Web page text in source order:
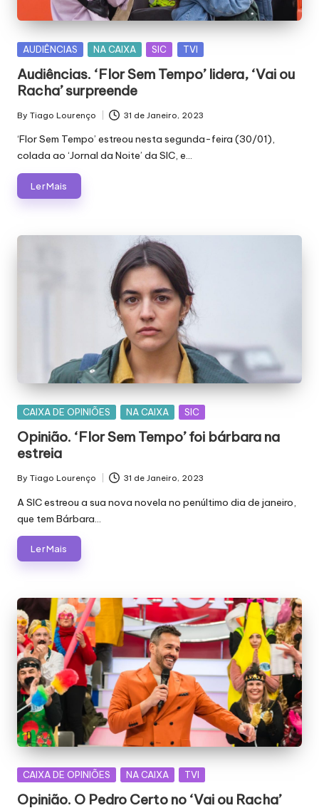
J
Á
F
O
I
M
Á
G
I
Posted
AUDIÊNCIAS NA CAIXA SIC TVI
Audiências. ‘Flor Sem Tempo’ lidera, ‘Vai ou
Racha’ surpreende
Posted
by
By Tiago Lourenço 31 de Janeiro, 2023
‘Flor Sem Tempo’ estreou nesta segunda-feira (30/01),
colada ao ‘Jornal da Noite’ da SIC, e…
Ler Mais
Posted
CAIXA DE OPINIÕES NA CAIXA SIC
Opinião. ‘Flor Sem Tempo’ foi bárbara na
estreia
Posted
by
By Tiago Lourenço 31 de Janeiro, 2023
A SIC estreou a sua nova novela no penúltimo dia de janeiro,
que tem Bárbara…
Ler Mais
Posted
CAIXA DE OPINIÕES NA CAIXA TVI
Opinião. O Pedro Certo no ‘Vai ou Racha’